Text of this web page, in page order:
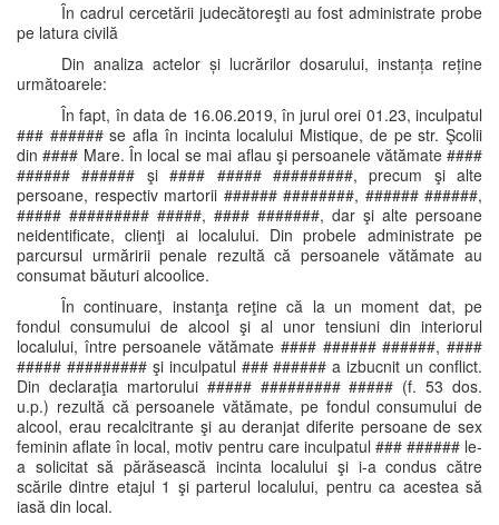
În cadrul cercetării judecătoreşti au fost administrate probe
pe latura civilă
Din analiza actelor și lucrărilor dosarului, instanța reține
următoarele:
În fapt, în data de 16.06.2019, în jurul orei 01.23, inculpatul
### ###### se afla în incinta localului Mistique, de pe str. Şcolii
din #### Mare. În local se mai aflau şi persoanele vătămate ####
###### ###### şi #### ##### #########, precum şi alte
persoane, respectiv martorii ###### ########, ###### ######,
##### ######### #####, #### #######, dar şi alte persoane
neidentificate, clienţi ai localului. Din probele administrate pe
parcursul urmăririi penale rezultă că persoanele vătămate au
consumat băuturi alcoolice.
În continuare, instanţa reţine că la un moment dat, pe
fondul consumului de alcool şi al unor tensiuni din interiorul
localului, între persoanele vătămate #### ###### ######, ####
##### ######### şi inculpatul ### ###### a izbucnit un conflict.
Din declaraţia martorului ##### ######### ##### (f. 53 dos.
u.p.) rezultă că persoanele vătămate, pe fondul consumului de
alcool, erau recalcitrante şi au deranjat diferite persoane de sex
feminin aflate în local, motiv pentru care inculpatul ### ###### le-
a solicitat să părăsească incinta localului şi i-a condus către
scările dintre etajul 1 şi parterul localului, pentru ca acestea să
iasă din local.